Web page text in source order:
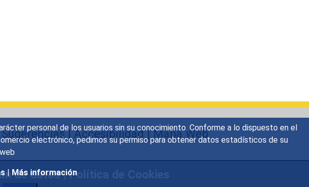
personal de los usuarios sin su conocimiento. Conforme a lo dispuesto en el
electrónico, pedimos su permiso para obtener datos estadísticos de su
| Más información
Sugerencias|Accesibilidad|Mapa Web
de datos|Política de Cookies